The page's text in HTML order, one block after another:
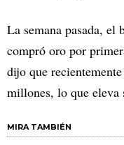
La semana pasada, el
compró oro por
dijo que
millones, lo que eleva
MIRA TAMBIÉN